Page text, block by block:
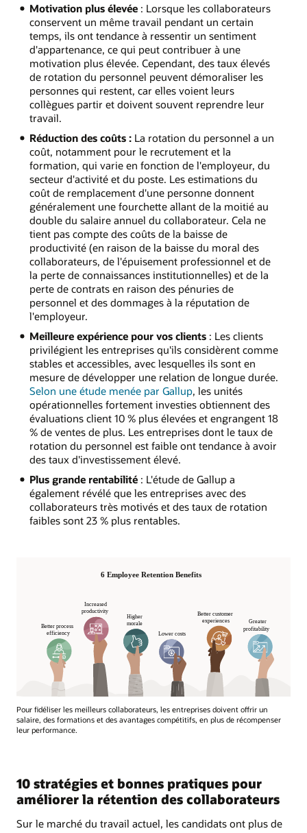
Motivation plus élevée: Lorsque les collaborateurs
conservent un même travail pendant un certain
temps, ils ont tendance à ressentir un sentiment
d'appartenance, ce qui peut contribuer à une
motivation plus élevée. Cependant, des taux élevés
de rotation du personnel peuvent démoraliser les
personnes qui restent, car elles voient leurs
collègues partir et doivent souvent reprendre leur
travail.
Réduction des coûts :La rotation du personnel a un
coût, notamment pour le recrutement et la
formation, qui varie en fonction de l'employeur, du
secteur d'activité et du poste. Les estimations du
coût de remplacement d'une personne donnent
généralement une fourchette allant de la moitié au
double du salaire annuel du collaborateur. Cela ne
tient pas compte des coûts de la baisse de
productivité (en raison de la baisse du moral des
collaborateurs, de l'épuisement professionnel et de
la perte de connaissances institutionnelles) et de la
perte de contrats en raison des pénuries de
personnel et des dommages à la réputation de
l'employeur.
Meilleure expérience pour vos clients: Les clients
privilégient les entreprises qu'ils considèrent comme
stables et accessibles, avec lesquelles ils sont en
mesure de développer une relation de longue durée.
Selon une étude menée par Gallup, les unités
opérationnelles fortement investies obtiennent des
évaluations client 10 % plus élevées et engrangent 18
% de ventes de plus. Les entreprises dont le taux de
rotation du personnel est faible ont tendance à avoir
des taux d'investissement élevé.
Plus grande rentabilité: L'étude de Gallup a
également révélé que les entreprises avec des
collaborateurs très motivés et des taux de rotation
faibles sont 23 % plus rentables.
Pour fidéliser les meilleurs collaborateurs, les entreprises doivent offrir un
salaire, des formations et des avantages compétitifs, en plus de récompenser
leur performance.
10 stratégies et bonnes pratiques pour
améliorer la rétention des collaborateurs
Sur le marché du travail actuel, les candidats ont plus de